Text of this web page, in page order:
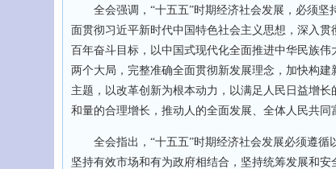
全会强调，“十五五”时期经济社会发展，必须坚
面贯彻习近平新时代中国特色社会主义思想，深入
百年奋斗目标，以中国式现代化全面推进中华民族
两个大局，完整准确全面贯彻新发展理念，加快构
主题，以改革创新为根本动力，以满足人民日益增
和量的合理增长，推动人的全面发展、全体人民共
全会指出，“十五五”时期经济社会发展必须遵循
坚持有效市场和有为政府相结合，坚持统筹发展和安